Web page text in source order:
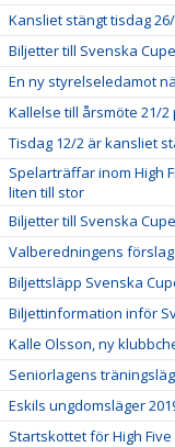
Kansliet stängt tisdag
Biljetter till Svenska
En ny styrelseledamot
Kallelse till årsmöte 21/2
Tisdag 12/2 är kansliet
Spelarträffar inom High
liten till stor
Biljetter till Svenska
Valberedningens förslag
Biljettsläpp Svenska
Biljettinformation inför
Kalle Olsson, ny
Seniorlagens
Eskils ungdomsläger
Startskottet för High Five